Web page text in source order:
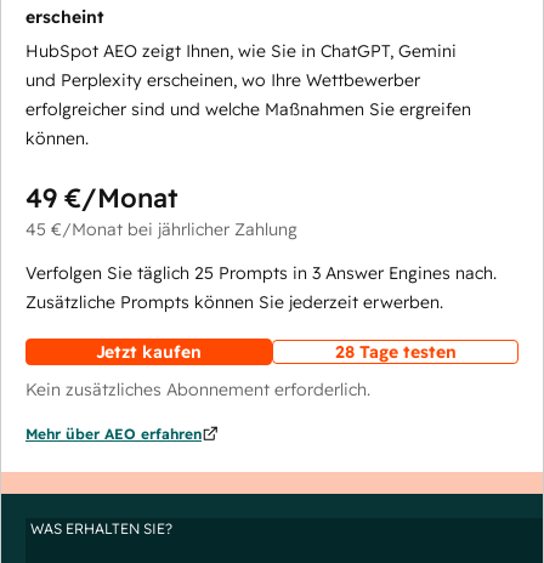
erscheint
HubSpot AEO zeigt Ihnen, wie Sie in ChatGPT, Gemini
und Perplexity erscheinen, wo Ihre Wettbewerber
erfolgreicher sind und welche Maßnahmen Sie ergreifen
können.
49 €/Monat
45 €/Monat bei jährlicher Zahlung
Verfolgen Sie täglich 25 Prompts in 3 Answer Engines nach.
Zusätzliche Prompts können Sie jederzeit erwerben.
Jetzt kaufen
28 Tage testen
Kein zusätzliches Abonnement erforderlich.
Mehr über AEO erfahren
WAS ERHALTEN SIE?